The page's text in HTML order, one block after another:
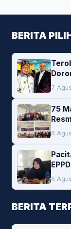
BERITA
7
75
6
6
BERITA